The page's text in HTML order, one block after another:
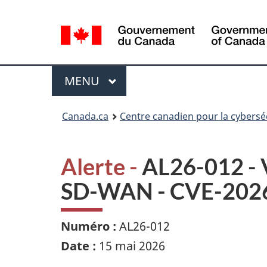
de
la
langue
Menu
MAIN
MENU
Canada.ca Centre canadien pour la
Alerte - AL26-012 -
SD-WAN - CVE-
Numéro : AL26-012
Date : 15 mai 2026